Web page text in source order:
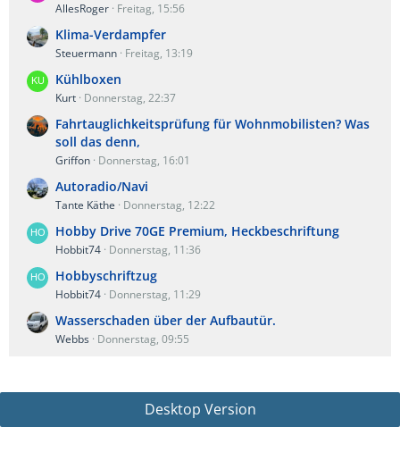
AllesRoger Freitag, 15:56
Klima-Verdampfer
Steuermann Freitag, 13:19
Kühlboxen
Kurt Donnerstag, 22:37
Fahrtauglichkeitsprüfung für Wohnmobilisten? Was
soll das denn,
Griffon Donnerstag, 16:01
Autoradio/Navi
Tante Käthe Donnerstag, 12:22
Hobby Drive 70GE Premium, Heckbeschriftung
Hobbit74 Donnerstag, 11:36
Hobbyschriftzug
Hobbit74 Donnerstag, 11:29
Wasserschaden über der Aufbautür.
Webbs Donnerstag, 09:55
Desktop Version